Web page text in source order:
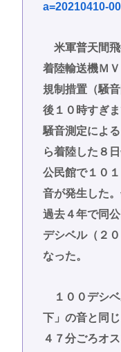
a=20210410-
米軍普天間飛
着陸輸送機Ｍ
規制措置（騒
後１０時すぎ
騒音測定によ
ら着陸した８
公民館で１０
音が発生した
過去４年で同
デシベル（２
なった。
１００デシベ
下」の音と同
４７分ごろオ